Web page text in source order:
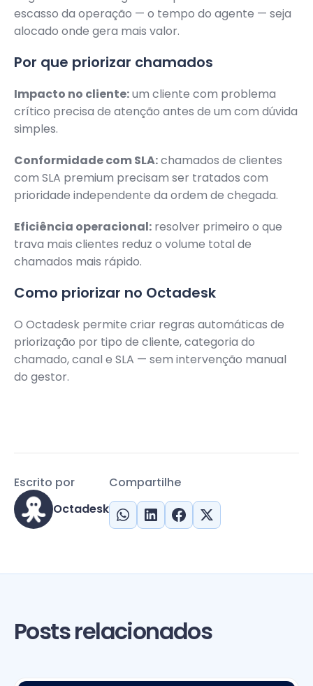
escasso da operação — o tempo do agente — seja
alocado onde gera mais valor.
Por que priorizar chamados
Impacto no cliente:um cliente com problema
crítico precisa de atenção antes de um com dúvida
simples.
Conformidade com SLA:chamados de clientes
com SLA premium precisam ser tratados com
prioridade independente da ordem de chegada.
Eficiência operacional: resolver primeiro o que
trava mais clientes reduz o volume total de
chamados mais rápido.
Como priorizar no Octadesk
O Octadesk permite criar regras automáticas de
priorização por tipo de cliente, categoria do
chamado, canal e SLA — sem intervenção manual
do gestor.
Compartilhe
Escrito por
Octadesk
Posts relacionados